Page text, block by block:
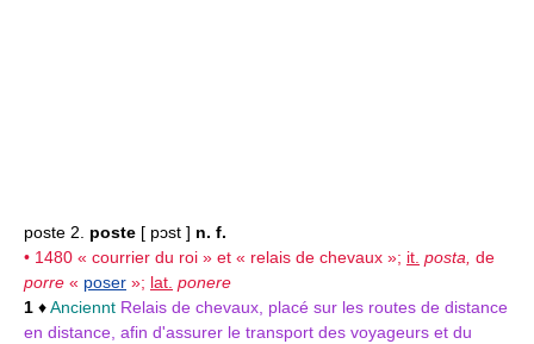
poste 2. poste [ pɔst ] n. f.
• 1480 « courrier du roi » et « relais de chevaux »; it. posta, de
porre « poser »; lat. ponere
1 ♦Anciennt Relais de chevaux, placé sur les routes de distance
en distance, afin d'assurer le transport des voyageurs et du